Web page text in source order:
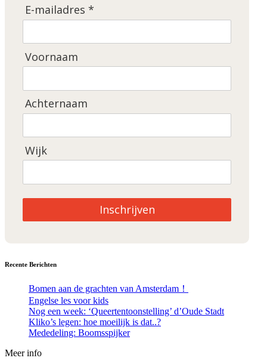
E-mailadres *
Voornaam
Achternaam
Wijk
Inschrijven
Recente Berichten
Bomen aan de grachten van Amsterdam！
Engelse les voor kids
Nog een week: ‘Queertentoonstelling’ d’Oude Stadt
Kliko’s legen: hoe moeilijk is dat..?
Mededeling: Boomsspijker
Meer info